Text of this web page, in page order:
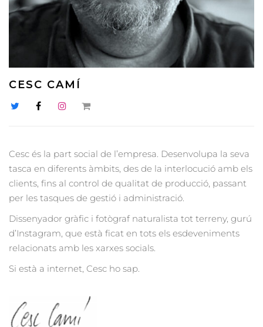
CESC CAMÍ
Cesc és la part social de l’empresa. Desenvolupa la seva
tasca en diferents àmbits, des de la interlocució amb els
clients, fins al control de qualitat de producció, passant
per les tasques de gestió i administració.
Dissenyador gràfic i fotògraf naturalista tot terreny, gurú
d’Instagram, que està ficat en tots els esdeveniments
relacionats amb les xarxes socials.
Si està a internet, Cesc ho sap.